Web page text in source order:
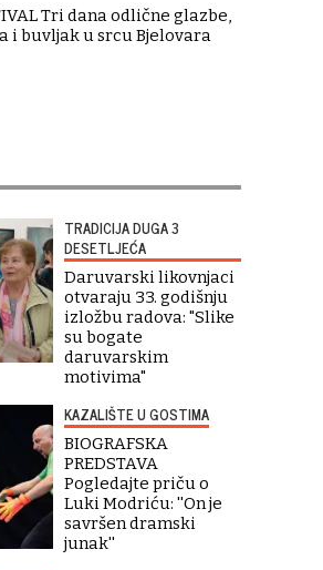
Tri dana odlične glazbe,
i buvljak u srcu Bjelovara
TRADICIJA DUGA 3
DESETLJEĆA
Daruvarski likovnjaci
otvaraju 33. godišnju
izložbu radova: "Slike
su bogate
daruvarskim
motivima"
KAZALIŠTE U GOSTIMA
BIOGRAFSKA
PREDSTAVA
Pogledajte priču o
Luki Modriću: ''On je
savršen dramski
junak''